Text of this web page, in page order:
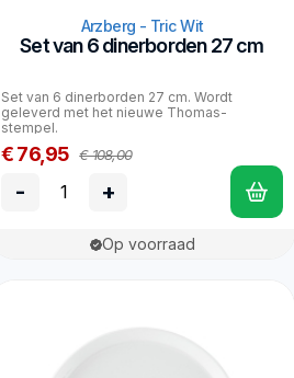
Arzberg - Tric Wit
Set van 6 dinerborden 27 cm
Set van 6 dinerborden 27 cm. Wordt
geleverd met het nieuwe Thomas-
stempel.
€ 76,95 € 108,00
- +
Op voorraad